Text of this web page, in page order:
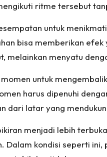
ritme tersebut
untuk
bisa memberikan
melainkan menyatu
untuk
harus dipenuhi
dari latar yang
menjadi lebih
Dalam kondisi seperti